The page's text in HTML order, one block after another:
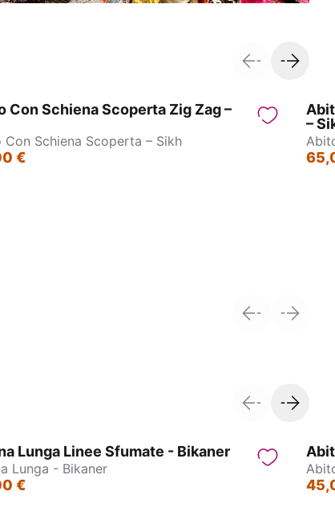
Con Schiena Scoperta Zig Zag –
Con Schiena Scoperta – Sikh
€
–
Lunga Linee Sfumate - Bikaner
Lunga - Bikaner
€